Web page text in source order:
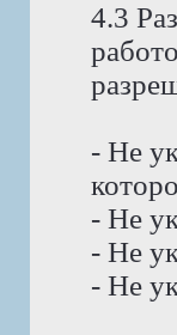
4.3
- Не
- Не
- Не
- Не